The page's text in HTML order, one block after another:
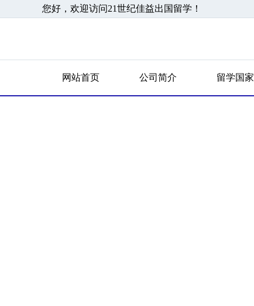
您好，欢迎访问21世纪佳益出国留学！
网站首页 公司简介 留学国家